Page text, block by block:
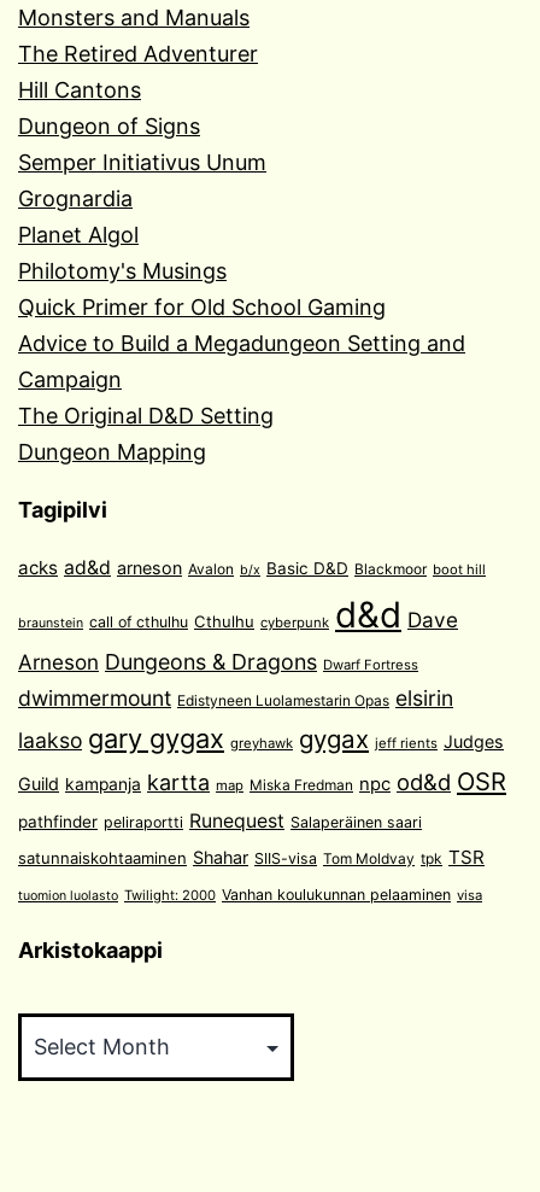
Monsters and Manuals
The Retired Adventurer
Hill Cantons
Dungeon of Signs
Semper Initiativus Unum
Grognardia
Planet Algol
Philotomy's Musings
Quick Primer for Old School Gaming
Advice to Build a Megadungeon Setting and
Campaign
The Original D&D Setting
Dungeon Mapping
Tagipilvi
acks ad&d arneson Avalon b/x Basic D&D Blackmoor boot hill
braunstein call of cthulhu Cthulhu cyberpunk d&d Dave
Arneson Dungeons & Dragons Dwarf Fortress
dwimmermount Edistyneen Luolamestarin Opas elsirin
laakso gary gygax greyhawk gygax jeff rients Judges
Guild kampanja kartta map Miska Fredman npc od&d OSR
pathfinder peliraportti Runequest Salaperäinen saari
satunnaiskohtaaminen Shahar SIIS-visa Tom Moldvay tpk TSR
tuomion luolasto Twilight: 2000 Vanhan koulukunnan pelaaminen visa
Arkistokaappi